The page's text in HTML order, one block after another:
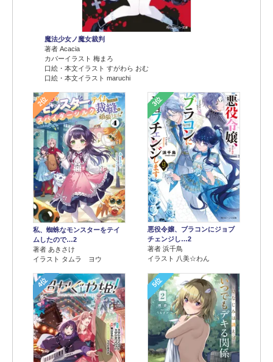
魔法少女ノ魔女裁判
著者 Acacia
カバーイラスト 梅まろ
口絵・本文イラスト すがわら おむ
口絵・本文イラスト maruchi
2位
私、蜘蛛なモンスターをテイ
ムしたので…2
著者 あきさけ
イラスト タムラ ヨウ
3位
悪役令嬢、ブラコンにジョブ
チェンジし…2
著者 浜千鳥
イラスト 八美☆わん
4位 5位